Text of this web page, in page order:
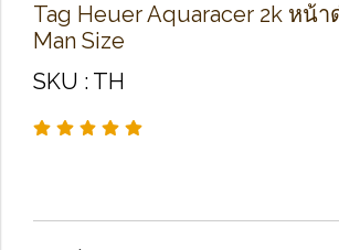
Tag Heuer Aquaracer 2k หน้
Man Size
SKU : TH